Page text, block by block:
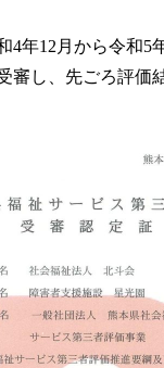
4年12月から令和5
審し、先ごろ評価